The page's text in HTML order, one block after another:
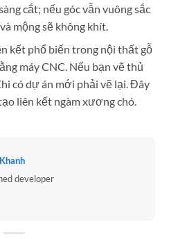
cắt; nếu góc vẫn vuông sắc
mộng sẽ không khít.
kết phổ biến trong nội thất gỗ
máy CNC. Nếu bạn vẽ thủ
có dự án mới phải vẽ lại. Đây
liên kết ngàm xương chó.
developer